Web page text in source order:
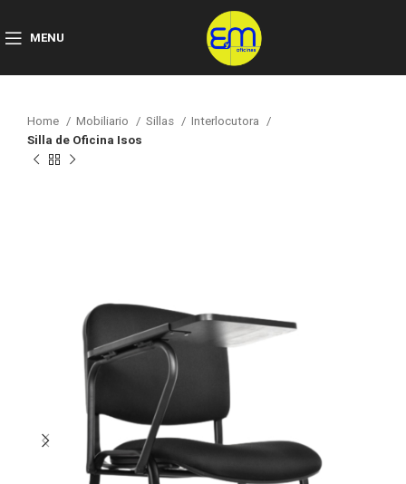
MENU
Home Mobiliario Sillas
Interlocutora
Silla de Oficina Isos